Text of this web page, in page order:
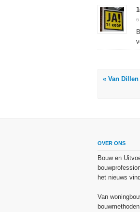
6
« Van
OVER ONS
Bouw en
het nieuws
Van